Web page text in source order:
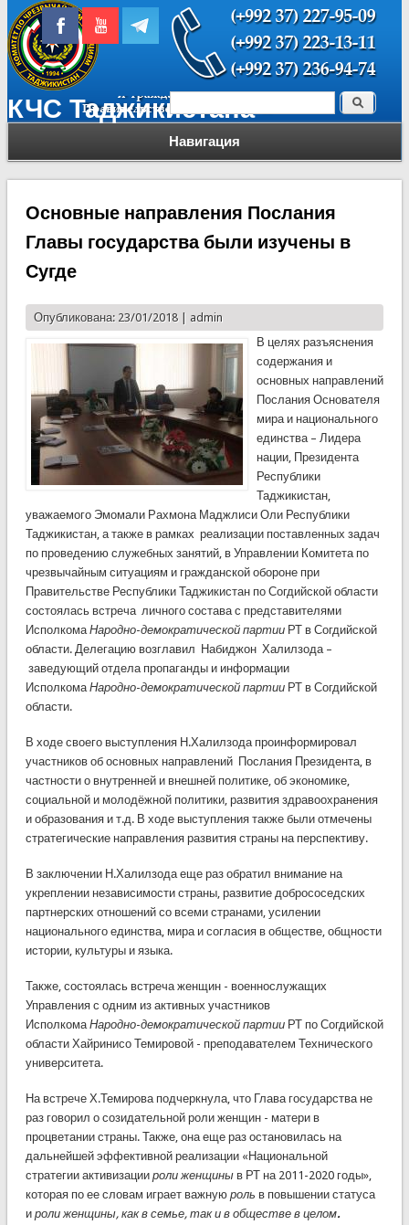
КЧС Таджикистана
Навигация
Форма поиска Поиск
Основные направления Послания
Главы государства были изучены в
Сугде
Опубликована: 23/01/2018 | admin
В целях разъяснения
содержания и
основных направлений
Послания Основателя
мира и национального
единства – Лидера
нации, Президента
Республики
Таджикистан,
уважаемого Эмомали Рахмона Маджлиси Оли Республики
Таджикистан, а также в рамках реализации поставленных задач
по проведению служебных занятий, в Управлении Комитета по
чрезвычайным ситуациям и гражданской обороне при
Правительстве Республики Таджикистан по Согдийской области
состоялась встреча личного состава с представителями
Исполкома Народно-демократической партииРТ в Согдийской
области. Делегацию возглавил Набиджон Халилзода –
заведующий отдела пропаганды и информации
Исполкома Народно-демократической партииРТ в Согдийской
области.
В ходе своего выступления Н.Халилзода проинформировал
участников об основных направлений Послания Президента, в
частности о внутренней и внешней политике, об экономике,
социальной и молодёжной политики, развития здравоохранения
и образования и т.д. В ходе выступления также были отмечены
стратегические направления развития страны на перспективу.
В заключении Н.Халилзода еще раз обратил внимание на
укреплении независимости страны, развитие добрососедских
партнерских отношений со всеми странами, усилении
национального единства, мира и согласия в обществе, общности
истории, культуры и языка.
Также, состоялась встреча женщин - военнослужащих
Управления с одним из активных участников
Исполкома Народно-демократической партииРТ по Согдийской
области Хайринисо Темировой - преподавателем Технического
университета.
На встрече Х.Темирова подчеркнула, что Глава государства не
раз говорил о созидательной роли женщин - матери в
процветании страны. Также, она еще раз остановилась на
дальнейшей эффективной реализации «Национальной
стратегии активизации роли женщиныв РТ на 2011-2020 годы»,
которая по ее словам играет важную роль в повышении статуса
и роли женщины, как в семье, так и в обществе в целом.